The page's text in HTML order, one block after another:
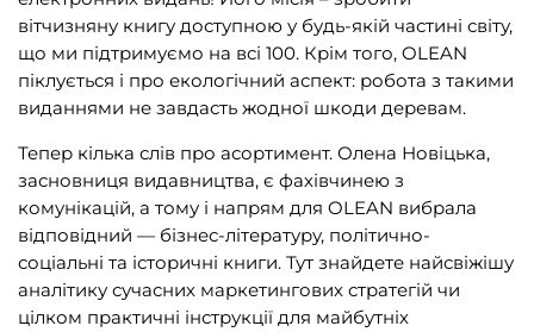
вітчизняну книгу доступною у будь-якій частині світу,
що ми підтримуємо на всі 100. Крім того, OLEAN
піклується і про екологічний аспект: робота з такими
виданнями не завдасть жодної шкоди деревам.
Тепер кілька слів про асортимент. Олена Новіцька,
засновниця видавництва, є фахівчинею з
комунікацій, а тому і напрям для OLEAN вибрала
відповідний — бізнес-літературу, політично-
соціальні та історичні книги. Тут знайдете найсвіжішу
аналітику сучасних маркетингових стратегій чи
цілком практичні інструкції для майбутніх
Подарункові сертифікати (1)
ВИДАВНИЦТВА
Biblio.Center(3)
BookChef(165)
OLEAN (2)